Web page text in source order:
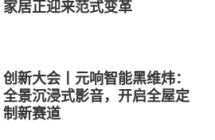
家居正迎来范式变革
创新大会丨元响智能黑维炜：
全景沉浸式影音，开启全屋定
制新赛道